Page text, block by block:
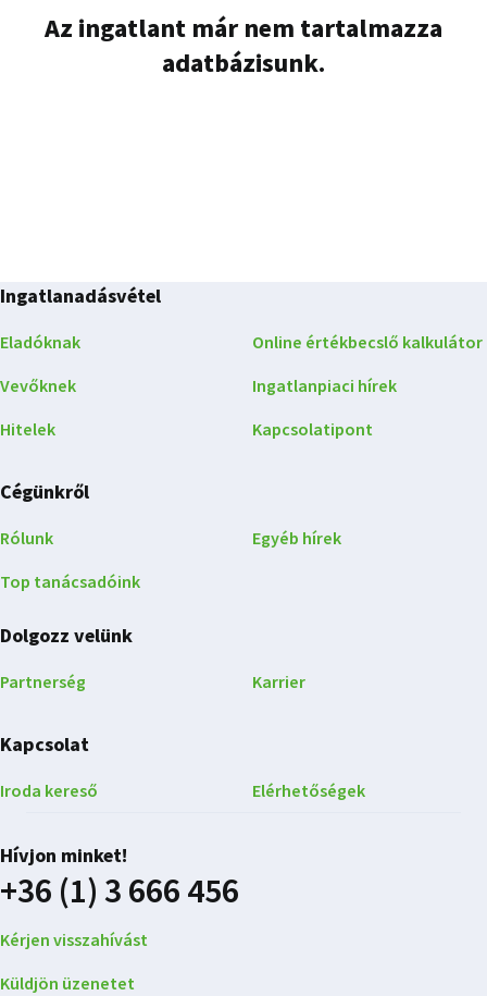
Az ingatlant már nem tartalmazza
adatbázisunk.
Ingatlanadásvétel
Eladóknak
Vevőknek
Hitelek
Online értékbecslő kalkulátor
Ingatlanpiaci hírek
Kapcsolatipont
Cégünkről
Rólunk
Top tanácsadóink
Egyéb hírek
Dolgozz velünk
Partnerség Karrier
Kapcsolat
Iroda kereső Elérhetőségek
Hívjon minket!
+36 (1) 3 666 456
Kérjen visszahívást
Küldjön üzenetet